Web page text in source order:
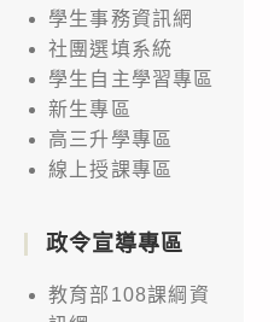
學生事務資訊網
社團選填系統
學生自主學習專區
新生專區
高三升學專區
線上授課專區
政令宣導專區
教育部108課綱資